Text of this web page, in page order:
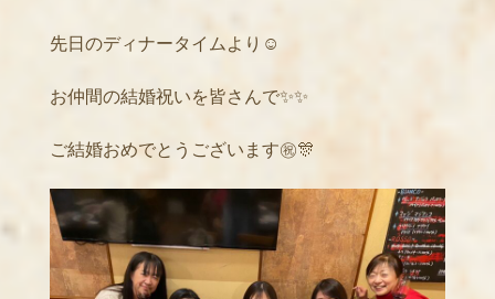
先日のディナータイムより☺️
お仲間の結婚祝いを皆さんで✨✨
ご結婚おめでとうございます㊗️🎊